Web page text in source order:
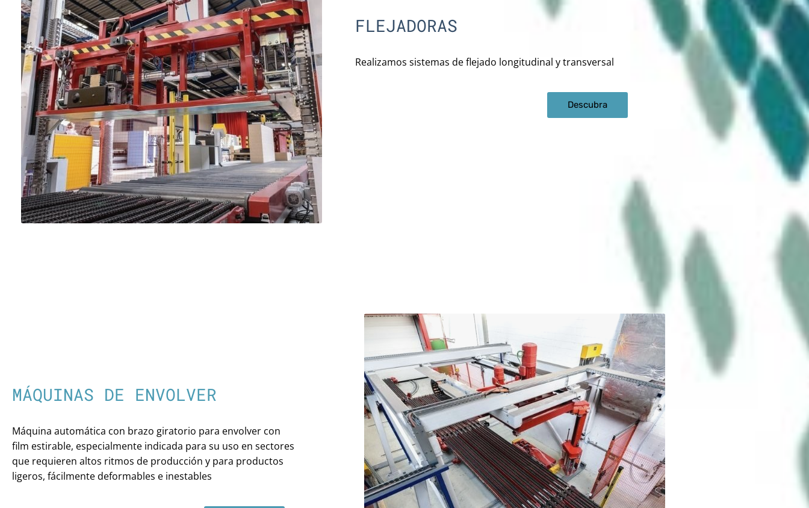
FLEJADORAS
Realizamos sistemas de flejado longitudinal y transversal
Descubra
MÁQUINAS DE ENVOLVER
Máquina automática con brazo giratorio para envolver con
film estirable, especialmente indicada para su uso en sectores
que requieren altos ritmos de producción y para productos
ligeros, fácilmente deformables e inestables